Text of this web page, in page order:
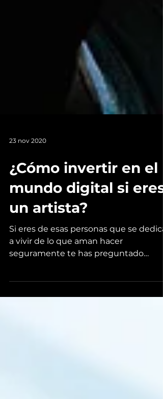
¿Cómo invertir en el
mundo digital si eres
un artista?
Si eres de esas personas que se
a vivir de lo que aman hacer
muchas veces ¿cómo puedo
aprovechar...